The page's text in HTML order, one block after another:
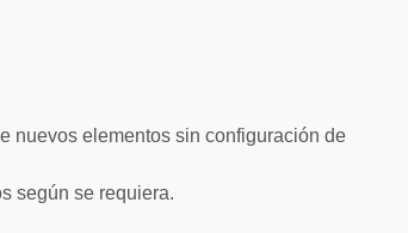
nuevos elementos sin configuración de
según se requiera.